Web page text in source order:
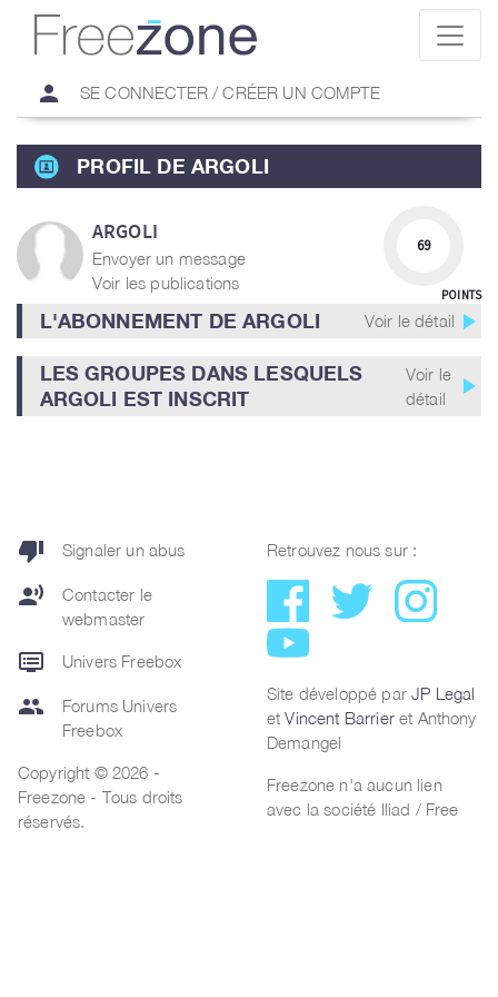
person SE CONNECTER / CRÉER UN COMPTE
PROFIL DE ARGOLI
ARGOLI
Envoyer un message
Voir les publications
69
POINTS
L'ABONNEMENT DE ARGOLI Voir le détail play_arrow
LES GROUPES DANS LESQUELS
ARGOLI EST INSCRIT
Voir le
détail
play_arrow
thumb_down Signaler un abus
record_voice_over
Contacter le
webmaster
dvr Univers Freebox
group
Forums Univers
Freebox
Copyright © 2026 -
Freezone - Tous droits
réservés.
Retrouvez nous sur :
Site développé parJP Legal
etVincent Barrieret Anthony
Demangel
Freezone n'a aucun lien
avec la société Iliad / Free